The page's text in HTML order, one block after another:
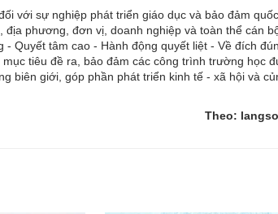
với sự nghiệp phát triển giáo dục và bảo đảm
phương, đơn vị, doanh nghiệp và toàn thể cán
Quyết tâm cao - Hành động quyết liệt - Về đích
tiêu đề ra, bảo đảm các công trình trường học
biên giới, góp phần phát triển kinh tế - xã hội và
Theo: